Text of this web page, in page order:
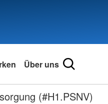
Über uns
(#H1.PSNV)